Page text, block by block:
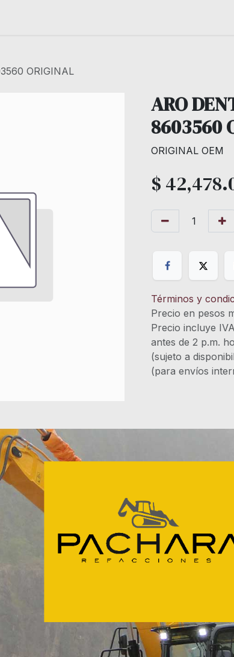
ORIGINAL
ARO
8603560
ORIGINAL OEM
$
Términos y
Precio en pesos
Precio
antes de 2 p.m.
(sujeto a
(para envíos